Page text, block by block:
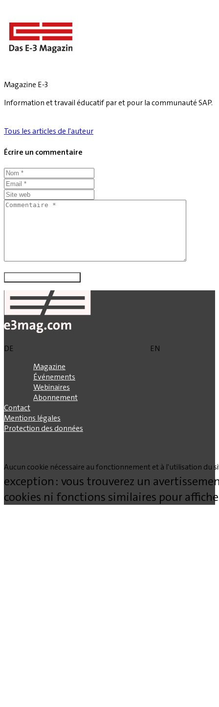
Magazine E-3
Information et travail éducatif par et pour la communauté SAP.
Tous les articles de l'auteur
Écrire un commentaire
DE
EN
Magazine
Événements
Webinaires
Abonnement
Contact
Mentions légales
Protection des données
Aucun cookie nécessaire au fonctionnement et à l'utilisation du
exception : vous trouverez un
cookies ni fonctions similaires pour